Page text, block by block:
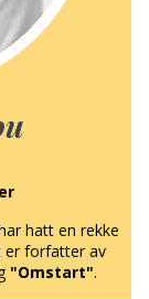
hatt en rekke
er forfatter av
"Omstart".